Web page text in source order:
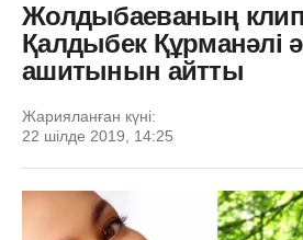
Жолдыбаеваның
Қалдыбек Құрманәлі
ашитынын айтты
Жарияланған күні:
22 шілде 2019, 14:25